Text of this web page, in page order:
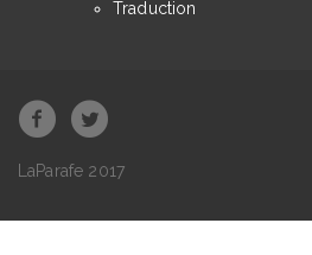
Traduction
LaParafe 2017